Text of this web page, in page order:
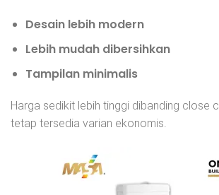
Desain lebih modern
Lebih mudah dibersihkan
Tampilan minimalis
Harga sedikit lebih tinggi dibanding close
tetap tersedia varian ekonomis.